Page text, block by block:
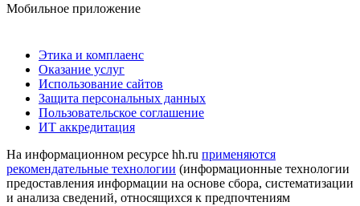
Мобильное приложение
Этика и комплаенс
Оказание услуг
Использование сайтов
Защита персональных данных
Пользовательское соглашение
ИТ аккредитация
На информационном ресурсе hh.ru применяются
рекомендательные технологии (информационные технологии
предоставления информации на основе сбора, систематизации
и анализа сведений, относящихся к предпочтениям